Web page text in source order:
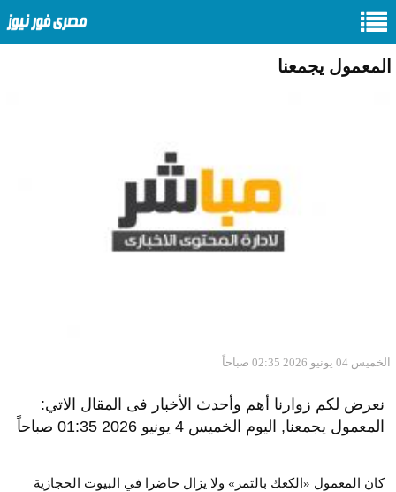
المعمول يجمعنا
الخميس 04 يونيو 2026 02:35 صباحاً
نعرض لكم زوارنا أهم وأحدث الأخبار فى المقال الاتي:
المعمول يجمعنا, اليوم الخميس 4 يونيو 2026 01:35 صباحاً
كان المعمول «الكعك بالتمر» ولا يزال حاضرا في البيوت الحجازية